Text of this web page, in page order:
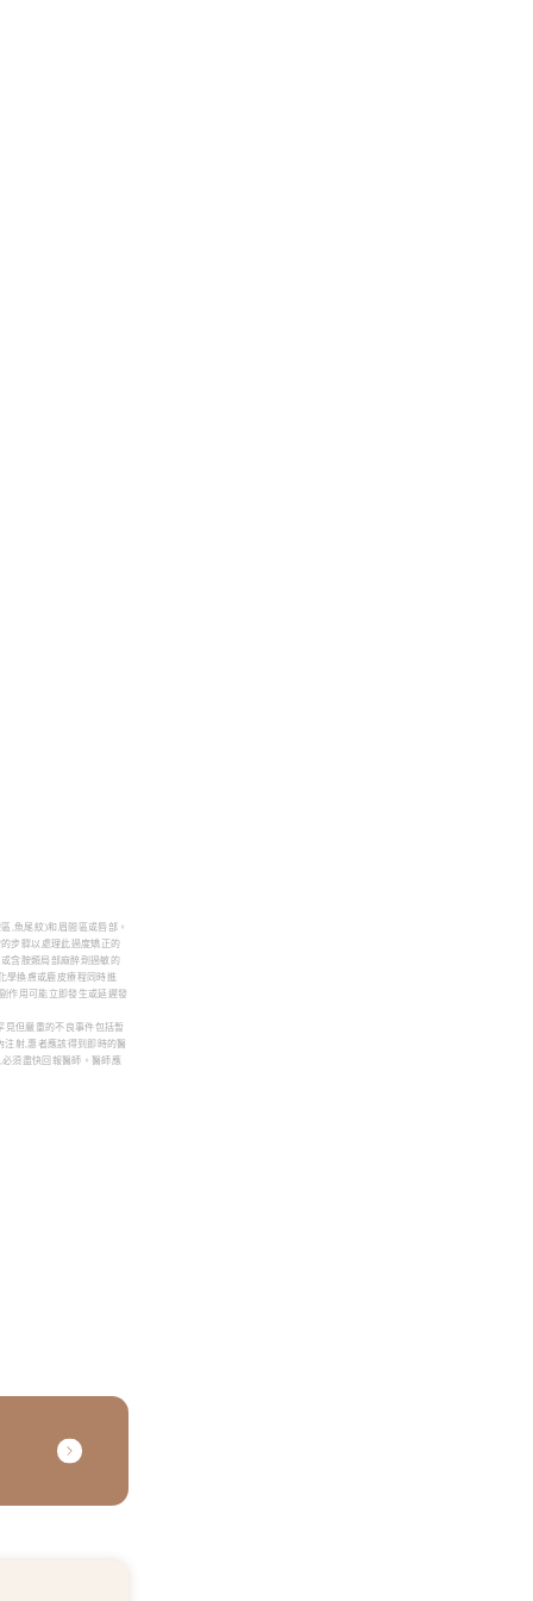
魚尾紋)和眉間區或唇部。
步驟以處理此過度矯正的
含胺類局部麻醉劑過敏的
換膚或鹿皮療程同時進
作用可能立即發生或延遲發
但嚴重的不良事件包括暫
射,惠者應該得到即時的醫
須盡快回報醫師。醫師應